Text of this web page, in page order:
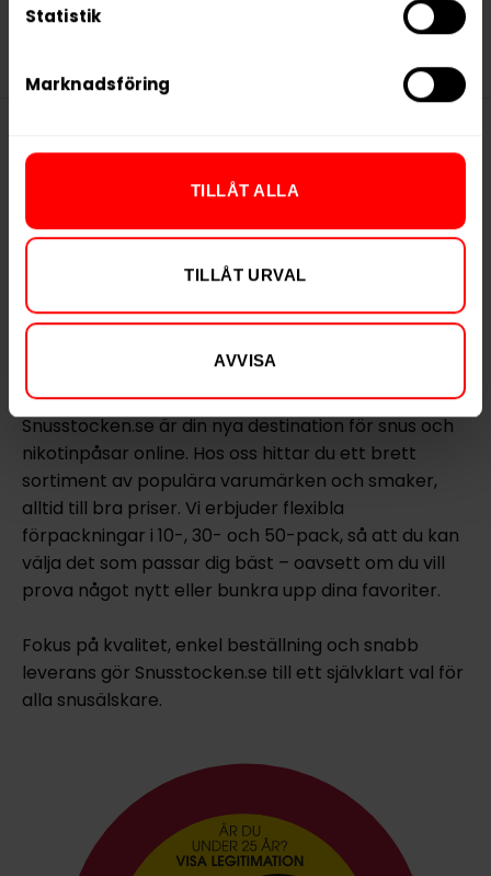
Statistik
Marknadsföring
TILLÅT ALLA
TILLÅT URVAL
AVVISA
snusupplevelse med tydlig västkustskaraktär.
Denna produkt innehåller
nikotin som är ett mycket
beroendeframkallande ämne.
Snusstocken.se är din nya destination för snus och
nikotinpåsar online. Hos oss hittar du ett brett
sortiment av populära varumärken och smaker,
alltid till bra priser. Vi erbjuder flexibla
förpackningar i 10-, 30- och 50-pack, så att du kan
välja det som passar dig bäst – oavsett om du vill
prova något nytt eller bunkra upp dina favoriter.
Fokus på kvalitet, enkel beställning och snabb
leverans gör Snusstocken.se till ett självklart val för
alla snusälskare.